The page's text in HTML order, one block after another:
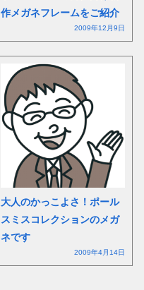
作メガネフレームをご紹介
2009年12月9日
大人のかっこよさ！ポール
スミスコレクションのメガ
ネです
2009年4月14日